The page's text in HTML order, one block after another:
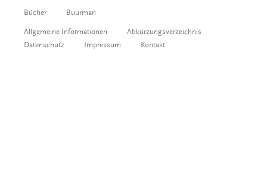
Bücher Buurman
Allgemeine Informationen
Abkürzungsverzeichnis
Datenschutz
Impressum Kontakt